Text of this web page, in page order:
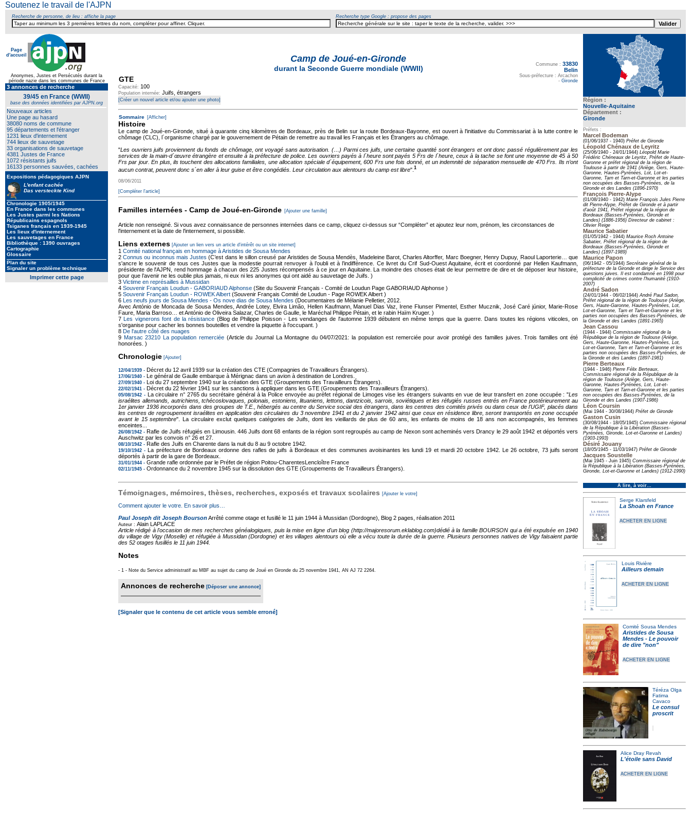
Soutenez le travail de l'AJPN
Recherche de personne, de lieu : affiche la page Recherche type Google : propose des pages
Page
d'accueil
Anonymes, Justes et Persécutés durant la
période nazie dans les communes de France
3 annonces de recherche
39/45 en France (WWII)
base des données identifiées par AJPN.org
Nouveaux articles
Une page au hasard
38080 noms de commune
95 départements et l'étranger
1231 lieux d'internement
744 lieux de sauvetage
33 organisations de sauvetage
4381 Justes de France
1072 résistants juifs
16133 personnes sauvées, cachées
Expositions pédagogiques AJPN
L'enfant cachée
Das versteckte Kind
Chronologie 1905/1945
En France dans les communes
Les Justes parmi les Nations
Républicains espagnols
Tsiganes français en 1939-1945
Les lieux d'internement
Les sauvetages en France
Bibliothèque : 1390 ouvrages
Cartographie
Glossaire
Plan du site
Signaler un problème technique
Imprimer cette page
Région :
Nouvelle-Aquitaine
Département :
Gironde
Préfets :
Marcel Bodeman
(01/06/1937 - 1940) Préfet de Gironde
Léopold Chénaux de Leyritz
(25/06/1940 - 24/01/1944) Léopold Marie
Frédéric Chéneaux de Leyritz, Préfet de Haute-
Garonne et préfet régional de la région de
Toulouse à partir de 1941 (Ariège, Gers, Haute-
Garonne, Hautes-Pyrénées, Lot, Lot-et-
Garonne, Tarn et Tarn-et-Garonne et les parties
non occupées des Basses-Pyrénées, de la
Gironde et des Landes (1896-1970)
François Pierre-Alype
(01/08/1940 - 1942) Marie François Jules Pierre
dit Pierre-Alype, Préfet de Gironde et à partir
d'août 1941, Préfet régional de la région de
Bordeaux (Basses-Pyrénées, Gironde et
Landes) (1886-1956) Directeur de cabinet :
Olivier Reige
Maurice Sabatier
(01/05/1942 - 1944) Maurice Roch Antoine
Sabatier, Préfet régional de la région de
Bordeaux (Basses-Pyrénées, Gironde et
Landes) (1897-1989)
Maurice Papon
(06/1942 - 05/1944) Secrétaire général de la
préfecture de la Gironde et dirige le Service des
questions juives. Il est condamné en 1998 pour
complicité de crimes contre l'humanité (1910-
2007)
André Sadon
(24/01/1944 - 06/02/1944)André Paul Sadon,
Préfet régional de la région de Toulouse (Ariège,
Gers, Haute-Garonne, Hautes-Pyrénées, Lot,
Lot-et-Garonne, Tarn et Tarn-et-Garonne et les
parties non occupées des Basses-Pyrénées, de
la Gironde et des Landes (1891-1965)
Jean Cassou
(1944 - 1944) Commissaire régional de la
République de la région de Toulouse (Ariège,
Gers, Haute-Garonne, Hautes-Pyrénées, Lot,
Lot-et-Garonne, Tarn et Tarn-et-Garonne et les
parties non occupées des Basses-Pyrénées, de
la Gironde et des Landes (1897-1981)
Pierre Berteaux
(1944 - 1946) Pierre Félix Berteaux,
Commissaire régional de la République de la
région de Toulouse (Ariège, Gers, Haute-
Garonne, Hautes-Pyrénées, Lot, Lot-et-
Garonne, Tarn et Tarn-et-Garonne et les parties
non occupées des Basses-Pyrénées, de la
Gironde et des Landes (1907-1986)
Léon Coursin
(Mai 1944 - 30/08/1944) Préfet de Gironde
Gaston Cusin
(30/08/1944 - 18/05/1945) Commissaire régional
de la République à la Libération (Basses-
Pyrénées, Gironde, Lot-et-Garonne et Landes)
(1903-1993)
Désiré Jouany
(18/05/1945 - 11/03/1947) Préfet de Gironde
Jacques Soustelle
(Mai 1945 - Juin 1945) Commissaire régional de
la République à la Libération (Basses-Pyrénées,
Gironde, Lot-et-Garonne et Landes) (1912-1990)
À lire, à voir…
Serge Klarsfeld
La Shoah en France
ACHETER EN LIGNE
Louis Rivière
Ailleurs demain
ACHETER EN LIGNE
Comité Sousa Mendes
Aristides de Sousa
Mendes - Le pouvoir
de dire "non"
ACHETER EN LIGNE
Téréza Olga
Fatima
Cavaco
Le consul
proscrit
Alice Dray Revah
L'étoile sans David
ACHETER EN LIGNE
GTE
Camp de Joué-en-Gironde
durant la Seconde Guerre mondiale (WWII) Commune : 33830
Belin
Sous-préfecture : Arcachon
- Gironde
Capacité: 100
Population internée: Juifs, étrangers
[Créer un nouvel article et/ou ajouter une photo]
Sommaire [Afficher]
Histoire
Le camp de Joué-en-Gironde, situé à quarante cinq kilomètres de Bordeaux, près de Belin sur la route Bordeaux-Bayonne, est ouvert à l'initiative du Commissariat à la lutte contre le
chômage (CLC), l´organisme chargé par le gouvernement de Pétain de remettre au travail les Français et les Étrangers au chômage.
"Les ouvriers juifs proviennent du fonds de chômage, ont voyagé sans autorisation. (…) Parmi ces juifs, une certaine quantité sont étrangers et ont donc passé régulièrement par les
services de la main-d´œuvre étrangère et ensuite à la préfecture de police. Les ouvriers payés à l´heure sont payés 5 Frs de l´heure, ceux à la tache se font une moyenne de 45 à 50
Frs par jour. En plus, ils touchent des allocations familiales, une allocation spéciale d´équipement, 600 Frs une fois donné, et un indemnité de séparation mensuelle de 470 Frs. Ils n’ont
aucun contrat, peuvent donc s´en aller à leur guise et être congédiés. Leur circulation aux alentours du camp est libre". 1
08/06/2011
[Compléter l'article]
Familles internées - Camp de Joué-en-Gironde [Ajouter une famille]
Article non renseigné. Si vous avez connaissance de personnes internées dans ce camp, cliquez ci-dessus sur “Compléter” et ajoutez leur nom, prénom, les circonstances de
l'internement et la date de l'internement, si possible.
Liens externes [Ajouter un lien vers un article d'intérêt ou un site internet]
1 Comité national français en hommage à Aristides de Sousa Mendes
2Connus ou inconnus mais Justes (C’est dans le sillon creusé par Aristides de Sousa Mendès, Madeleine Barot, Charles Altorffer, Marc Boegner, Henry Dupuy, Raoul Laporterie… que
s'ancre le souvenir de tous ces Justes que la modestie pourrait renvoyer à l’oubli et à l’indifférence. Ce livret du Crif Sud-Ouest Aquitaine, écrit et coordonné par Hellen Kaufmann,
présidente de l'AJPN, rend hommage à chacun des 225 Justes récompensés à ce jour en Aquitaine. La moindre des choses était de leur permettre de dire et de déposer leur histoire,
pour que l’avenir ne les oublie plus jamais, ni eux ni les anonymes qui ont aidé au sauvetage de Juifs. )
3 Victime en représailles à Mussidan
4 Souvenir Français Loudun - GABORIAUD Alphonse (Site du Souvenir Français - Comité de Loudun Page GABORIAUD Alphonse )
5 Souvenir Français Loudun - ROWEK Albert (Souvenir Français Comité de Loudun - Page ROWEK Albert )
6 Les neufs jours de Sousa Mendes - Os nove dias de Sousa Mendes (Documentaires de Mélanie Pelletier, 2012.
Avec António de Moncada de Sousa Mendes, Andrée Lotey, Elvira Limão, Hellen Kaufmann, Manuel Dias Vaz, Irene Flunser Pimentel, Esther Mucznik, José Caré júnior, Marie-Rose
Faure, Maria Barroso… et António de Oliveira Salazar, Charles de Gaulle, le Maréchal Philippe Pétain, et le rabin Haïm Kruger. )
7Les vignerons font de la résistance (Blog de Philippe Poisson - Les vendanges de l'automne 1939 débutent en même temps que la guerre. Dans toutes les régions viticoles, on
s'organise pour cacher les bonnes bouteilles et vendre la piquette à l'occupant. )
8 De l'autre côté des nuages
9 Marsac 23210 La population remerciée (Article du Journal La Montagne du 04/07/2021: la population est remerciée pour avoir protégé des familles juives. Trois familles ont été
honorées. )
Chronologie [Ajouter]
12/04/1939 - Décret du 12 avril 1939 sur la création des CTE (Compagnies de Travailleurs Étrangers).
17/06/1940 - Le général de Gaulle embarque à Mérignac dans un avion à destination de Londres.
27/09/1940 - Loi du 27 septembre 1940 sur la création des GTE (Groupements des Travailleurs Étrangers).
22/02/1941 - Décret du 22 février 1941 sur les sanctions à appliquer dans les GTE (Groupements des Travailleurs Étrangers).
05/08/1942 - La circulaire n° 2765 du secrétaire général à la Police envoyée au préfet régional de Limoges vise les étrangers suivants en vue de leur transfert en zone occupée : "Les
israélites allemands, autrichiens, tchécoslovaques, polonais, estoniens, lituaniens, lettons, dantzicois, sarrois, soviétiques et les réfugiés russes entrés en France postérieurement au
1er janvier 1936 incorporés dans des groupes de T.E., hébergés au centre du Service social des étrangers, dans les centres des comités privés ou dans ceux de l'UGIF, placés dans
les centres de regroupement israélites en application des circulaires du 3 novembre 1941 et du 2 janvier 1942 ainsi que ceux en résidence libre, seront transportés en zone occupée
avant le 15 septembre". La circulaire exclut quelques catégories de Juifs, dont les vieillards de plus de 60 ans, les enfants de moins de 18 ans non accompagnés, les femmes
enceintes...
26/08/1942 - Rafle de Juifs réfugiés en Limousin. 446 Juifs dont 68 enfants de la région sont regroupés au camp de Nexon sont acheminés vers Drancy le 29 août 1942 et déportés vers
Auschwitz par les convois n° 26 et 27.
08/10/1942 - Rafle des Juifs en Charente dans la nuit du 8 au 9 octobre 1942.
19/10/1942 - La préfecture de Bordeaux ordonne des rafles de juifs à Bordeaux et des communes avoisinantes les lundi 19 et mardi 20 octobre 1942. Le 26 octobre, 73 juifs seront
déportés à partir de la gare de Bordeaux.
31/01/1944 - Grande rafle ordonnée par le Préfet de région Poitou-CharentesLencloître France
02/11/1945 - Ordonnance du 2 novembre 1945 sur la dissolution des GTE (Groupements de Travailleurs Étrangers).
Témoignages, mémoires, thèses, recherches, exposés et travaux scolaires [Ajouter le votre]
Comment ajouter le votre. En savoir plus…
Paul Joseph dit Joseph BoursonArrêté comme otage et fusillé le 11 juin 1944 à Mussidan (Dordogne), Blog 2 pages, réalisation 2011
Auteur : Alain LAPLACE
Article rédigé à l'occasion de mes recherches généalogiques, puis la mise en ligne d'un blog (http://majoresorum.eklablog.com)dédié à la famille BOURSON qui a été expulsée en 1940
du village de Vigy (Moselle) et réfugiée à Mussidan (Dordogne) et les villages alentours où elle a vécu toute la durée de la guerre. Plusieurs personnes natives de Vigy faisaient partie
des 52 otages fusillés le 11 juin 1944.
Notes
- 1 - Note du Service administratif au MBF au sujet du camp de Joué en Gironde du 25 novembre 1941, AN AJ 72 2264.
Annonces de recherche [Déposer une annonce]
[Signaler que le contenu de cet article vous semble erroné]